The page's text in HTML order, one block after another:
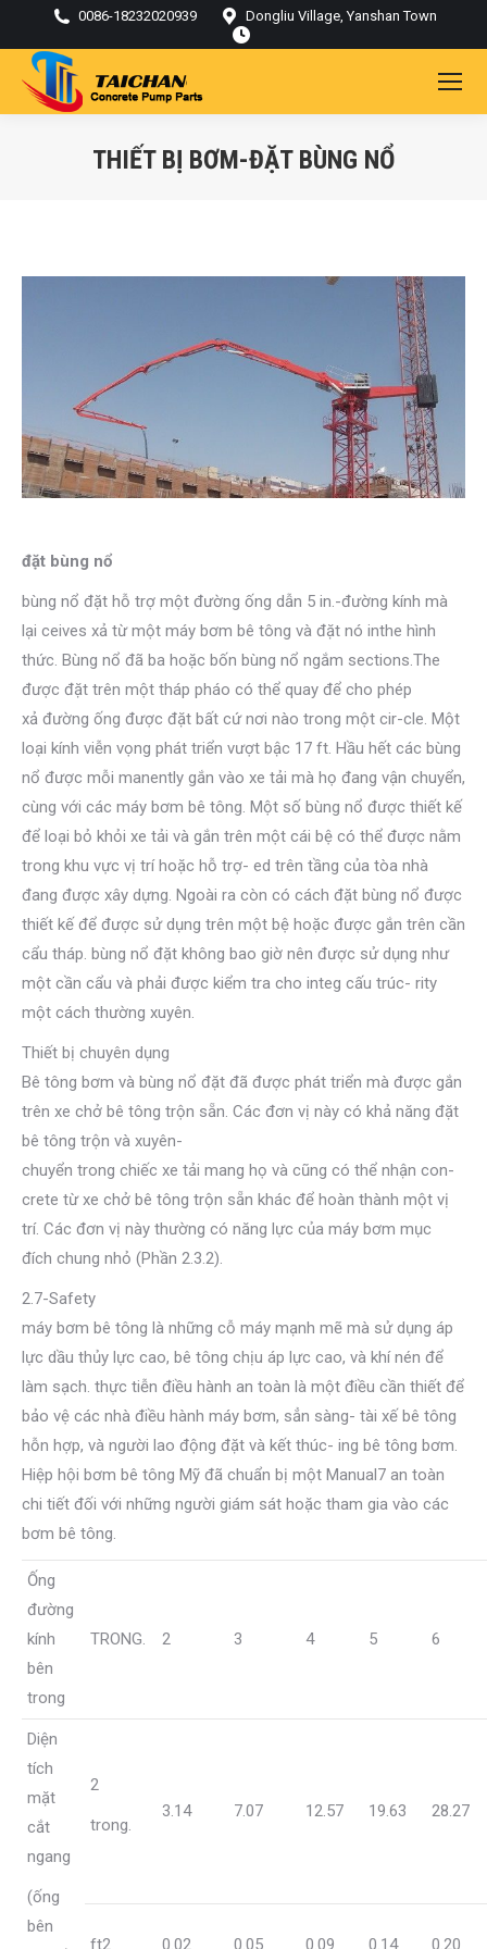
0086-18232020939 Dongliu Village, Yanshan Town
THIẾT BỊ BƠM-ĐẶT BÙNG NỔ
đặt bùng nổ
bùng nổ đặt hỗ trợ một đường ống dẫn 5 in.-đường kính mà
lại ceives xả từ một máy bơm bê tông và đặt nó inthe hình
thức. Bùng nổ đã ba hoặc bốn bùng nổ ngắm sections.The
được đặt trên một tháp pháo có thể quay để cho phép
xả đường ống được đặt bất cứ nơi nào trong một cir-cle. Một
loại kính viễn vọng phát triển vượt bậc 17 ft. Hầu hết các bùng
nổ được mỗi manently gắn vào xe tải mà họ đang vận chuyển,
cùng với các máy bơm bê tông. Một số bùng nổ được thiết kế
để loại bỏ khỏi xe tải và gắn trên một cái bệ có thể được nằm
trong khu vực vị trí hoặc hỗ trợ- ed trên tầng của tòa nhà
đang được xây dựng. Ngoài ra còn có cách đặt bùng nổ được
thiết kế để được sử dụng trên một bệ hoặc được gắn trên cần
cẩu tháp. bùng nổ đặt không bao giờ nên được sử dụng như
một cần cẩu và phải được kiểm tra cho integ cấu trúc- rity
một cách thường xuyên.
Thiết bị chuyên dụng
Bê tông bơm và bùng nổ đặt đã được phát triển mà được gắn
trên xe chở bê tông trộn sẵn. Các đơn vị này có khả năng đặt
bê tông trộn và xuyên-
chuyển trong chiếc xe tải mang họ và cũng có thể nhận con-
crete từ xe chở bê tông trộn sẵn khác để hoàn thành một vị
trí. Các đơn vị này thường có năng lực của máy bơm mục
đích chung nhỏ (Phần 2.3.2).
2.7-Safety
máy bơm bê tông là những cỗ máy mạnh mẽ mà sử dụng áp
lực dầu thủy lực cao, bê tông chịu áp lực cao, và khí nén để
làm sạch. thực tiễn điều hành an toàn là một điều cần thiết để
bảo vệ các nhà điều hành máy bơm, sẳn sàng- tài xế bê tông
hỗn hợp, và người lao động đặt và kết thúc- ing bê tông bơm.
Hiệp hội bơm bê tông Mỹ đã chuẩn bị một Manual7 an toàn
chi tiết đối với những người giám sát hoặc tham gia vào các
bơm bê tông.
Ống
đường
kính
bên
trong
TRONG. 2 3 4 5 6
Diện
tích
mặt
cắt
ngang
(ống
bên
2
trong.
3.14 7.07 12.57 19.63 28.27
ft2 0.02 0.05 0.09 0.14 0.20